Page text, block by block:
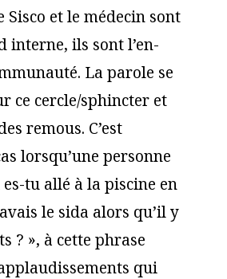
et le médecin sont
interne, ils sont l’en-
La parole se
ce cercle/sphincter et
remous. C’est
lorsqu’une personne
tu allé à la piscine en
le sida alors qu’il y
? », à cette phrase
qui